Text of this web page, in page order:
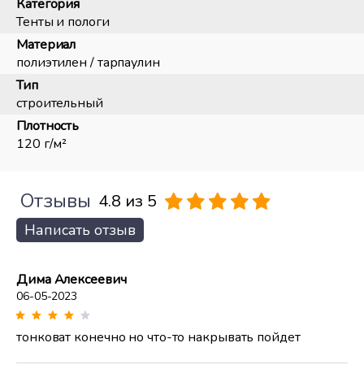
Категория
Тенты и пологи
Материал
полиэтилен / тарпаулин
Тип
строительный
Плотность
120 г/м²
Отзывы 4.8 из 5
Написать отзыв
Дима Алексеевич
06-05-2023
тонковат конечно но что-то накрывать пойдет